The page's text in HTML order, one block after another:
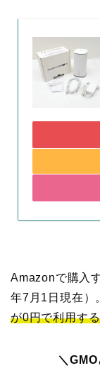
Amazonで購入
年7月1日現在）
が0円で利用す
＼